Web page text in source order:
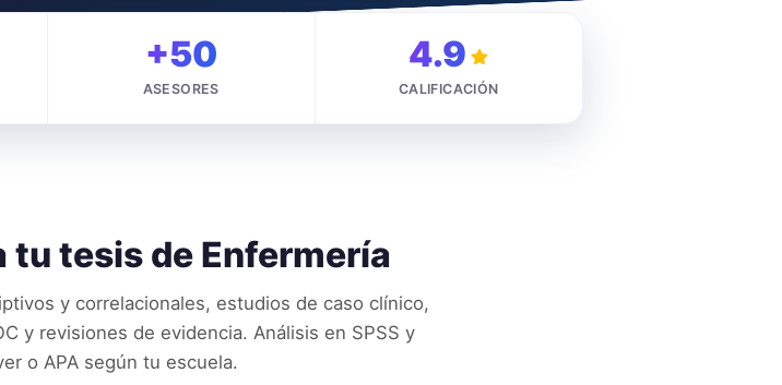
+50
ASESORES
4.9
CALIFICACIÓN
tu tesis de Enfermería
y correlacionales, estudios de caso clínico,
y revisiones de evidencia. Análisis en SPSS y
o APA según tu escuela.